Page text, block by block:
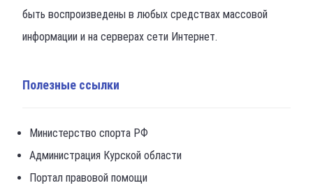
быть воспроизведены в любых средствах массовой
информации и на серверах сети Интернет.
Полезные ссылки
Министерство спорта РФ
Администрация Курской области
Портал правовой помощи